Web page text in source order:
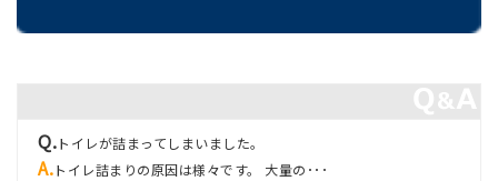
トイレが詰まってしまいました。
トイレ詰まりの原因は様々です。 大量の･･･